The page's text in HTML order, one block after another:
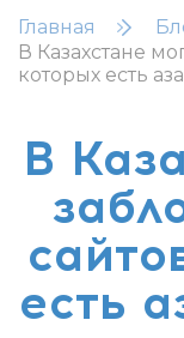
Главная
В Казахстане
которых есть
В
есть